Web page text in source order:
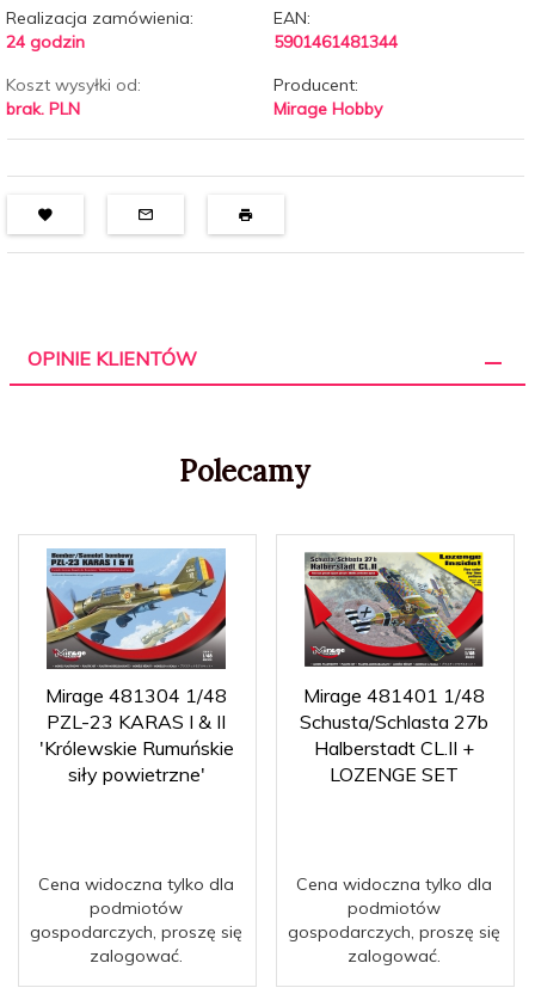
Realizacja zamówienia:
24 godzin
EAN:
5901461481344
Koszt wysyłki od:
brak. PLN
Producent:
Mirage Hobby
OPINIE KLIENTÓW
Polecamy
Mirage 481304 1/48
PZL-23 KARAS I & II
'Królewskie Rumuńskie
siły powietrzne'
Cena widoczna tylko dla
podmiotów
gospodarczych, proszę się
zalogować.
Mirage 481401 1/48
Schusta/Schlasta 27b
Halberstadt CL.II +
LOZENGE SET
Cena widoczna tylko dla
podmiotów
gospodarczych, proszę się
zalogować.